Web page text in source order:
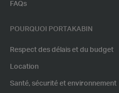
FAQs
POURQUOI PORTAKABIN
Respect des délais et du budget
Location
Santé, sécurité et environnement